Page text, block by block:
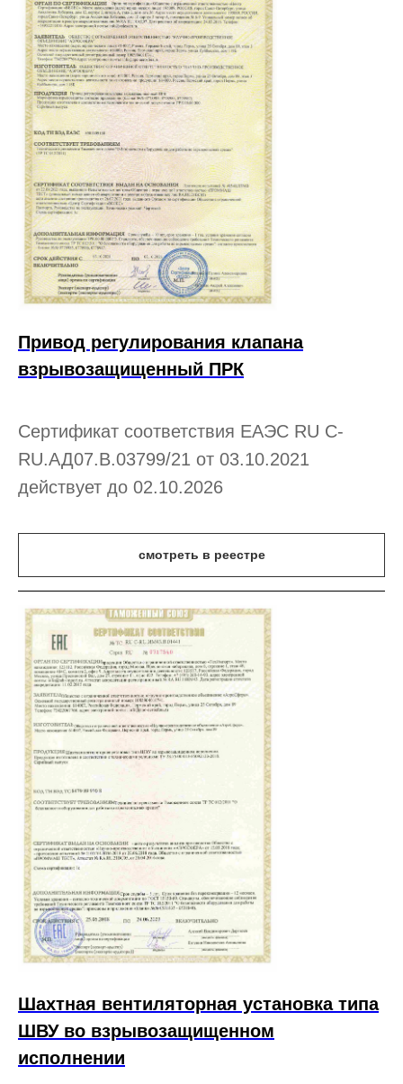
Привод регулирования клапана
взрывозащищенный ПРК
Сертификат соответствия ЕАЭС RU С-
RU.АД07.В.03799/21 от 03.10.2021
действует до 02.10.2026
смотреть в реестре
Шахтная вентиляторная установка типа
ШВУ во взрывозащищенном
исполнении